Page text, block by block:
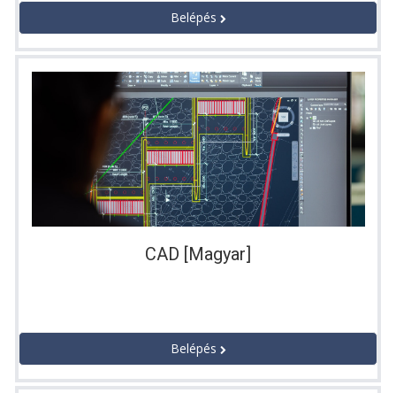
Belépés
CAD [Magyar]
Belépés